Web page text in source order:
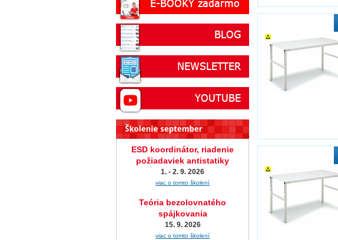
ESD koordinátor, riadenie
požiadaviek antistatiky
1. - 2. 9. 2026
viac o tomto školení
Teória bezolovnatého
spájkovania
15. 9. 2026
viac o tomto školení